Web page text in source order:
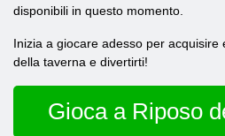
disponibili in questo momento.
Inizia a giocare adesso per acquisire
della taverna e divertirti!
Gioca a Riposo